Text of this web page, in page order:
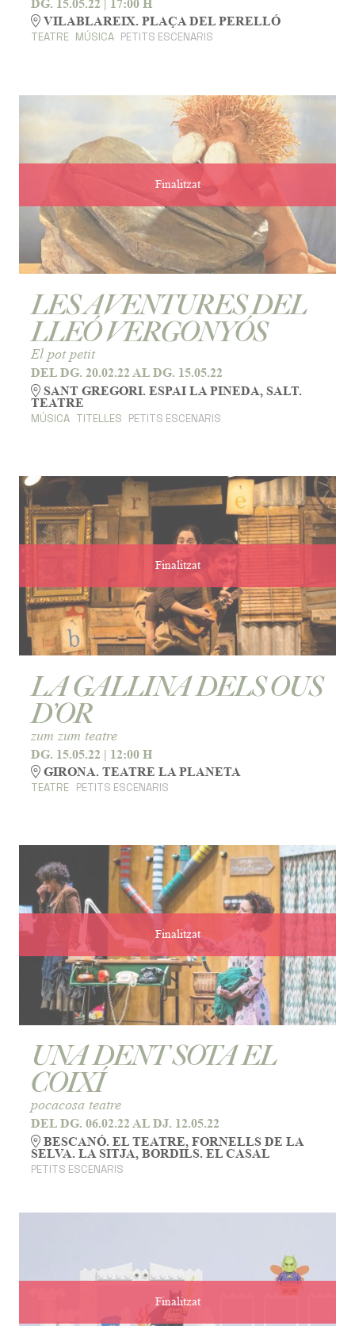
DG. 15.05.22
17:00 H
VILABLAREIX. PLAÇA DEL PERELLÓ
TEATRE MÚSICA PETITS ESCENARIS
Finalitzat
LES AVENTURES DEL
LLEÓ VERGONYÓS
El pot petit
DEL DG. 20.02.22 AL DG. 15.05.22
SANT GREGORI. ESPAI LA PINEDA, SALT.
TEATRE
MÚSICA TITELLES PETITS ESCENARIS
Finalitzat
LA GALLINA DELS OUS
D’OR
zum zum teatre
DG. 15.05.22 | 12:00 H
GIRONA. TEATRE LA PLANETA
TEATRE PETITS ESCENARIS
Finalitzat
UNA DENT SOTA EL
COIXÍ
pocacosa teatre
DEL DG. 06.02.22 AL DJ. 12.05.22
BESCANÓ. EL TEATRE, FORNELLS DE LA
SELVA. LA SITJA, BORDILS. EL CASAL
PETITS ESCENARIS
Finalitzat